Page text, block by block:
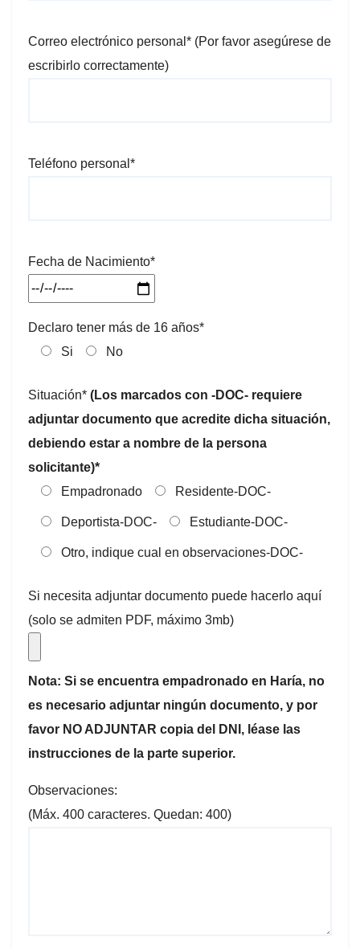
Correo electrónico personal* (Por favor asegúrese de
escribirlo correctamente)
Teléfono personal*
Fecha de Nacimiento*
Declaro tener más de 16 años*
Si
No
Situación* (Los marcados con -DOC- requiere
adjuntar documento que acredite dicha situación,
debiendo estar a nombre de la persona
solicitante)*
Empadronado
Residente-DOC-
Deportista-DOC- Estudiante-DOC-
Otro, indique cual en observaciones-DOC-
Si necesita adjuntar documento puede hacerlo aquí
(solo se admiten PDF, máximo 3mb)
Nota: Si se encuentra empadronado en Haría, no
es necesario adjuntar ningún documento, y por
favor NO ADJUNTAR copia del DNI, léase las
instrucciones de la parte superior.
Observaciones:
(Máx. 400 caracteres. Quedan: 400)